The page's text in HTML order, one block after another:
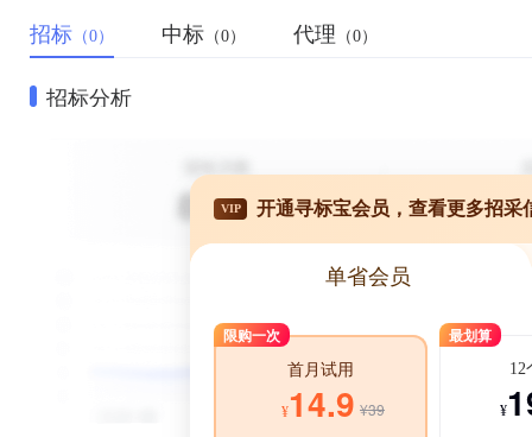
招标 （0） 中标 （0） 代理 （0）
招标分析
VIP 开通寻标宝会员，查看更多招采
单省会员
限购一次
首月试用
¥14.9 ¥39
最划算
12
¥